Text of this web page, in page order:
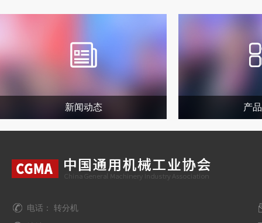
新闻动态 产
电话： 转分机